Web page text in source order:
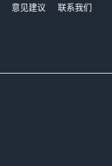
意见建议 联系我们